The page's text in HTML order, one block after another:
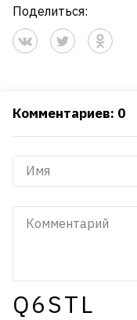
Поделиться:
Комментариев: 0
Q6STL